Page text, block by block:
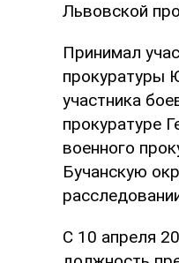
Львовской
Принимал
прокуратуры
участника
прокуратуре
военного
Бучанскую
С 10 апреля